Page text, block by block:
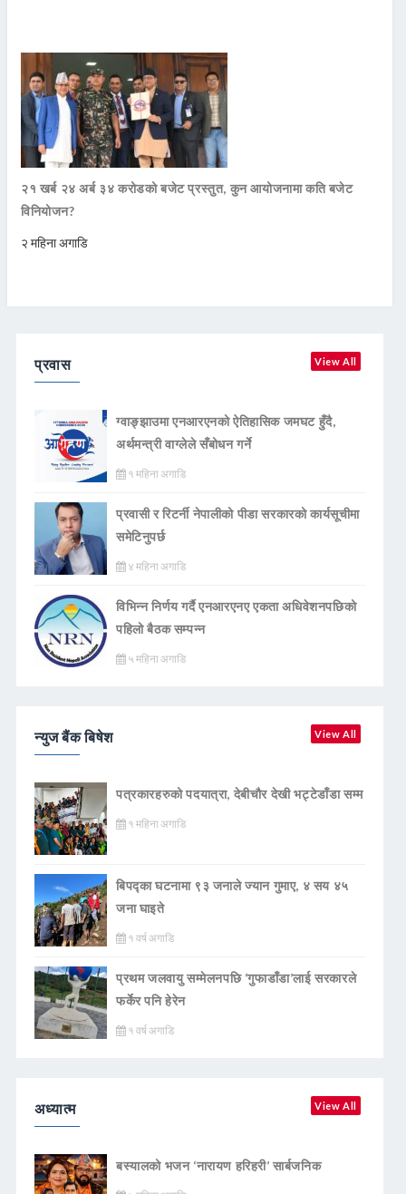
२१ खर्ब २४ अर्ब ३४ करोडको बजेट प्रस्तुत, कुन आयोजनामा कति बजेट
विनियोजन?
२ महिना अगाडि
प्रवास View All
ग्वाङ्झाउमा एनआरएनको ऐतिहासिक जमघट हुँदै,
अर्थमन्त्री वाग्लेले सँबोधन गर्ने
१ महिना अगाडि
प्रवासी र रिटर्नी नेपालीको पीडा सरकारको कार्यसूचीमा
समेटिनुपर्छ
४ महिना अगाडि
विभिन्न निर्णय गर्दै एनआरएनए एकता अधिवेशनपछिको
पहिलो बैठक सम्पन्न
५ महिना अगाडि
न्युज बैंक बिषेश View All
पत्रकारहरुको पदयात्रा, देबीचौर देखी भट्टेडाँडा सम्म
१ महिना अगाडि
बिपद्का घटनामा ९३ जनाले ज्यान गुमाए, ४ सय ४५
जना घाइते
१ वर्ष अगाडि
प्रथम जलवायु सम्मेलनपछि ‘गुफाडाँडा’लाई सरकारले
फर्केर पनि हेरेन
१ वर्ष अगाडि
अध्यात्म View All
बस्यालको भजन ‘नारायण हरिहरी’ सार्बजनिक